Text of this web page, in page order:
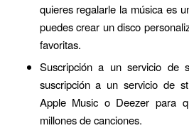
quieres regalarle la música es
puedes crear un disco
favoritas.
Suscripción a un servicio de
suscripción a un servicio de
Apple Music o Deezer para
millones de canciones.